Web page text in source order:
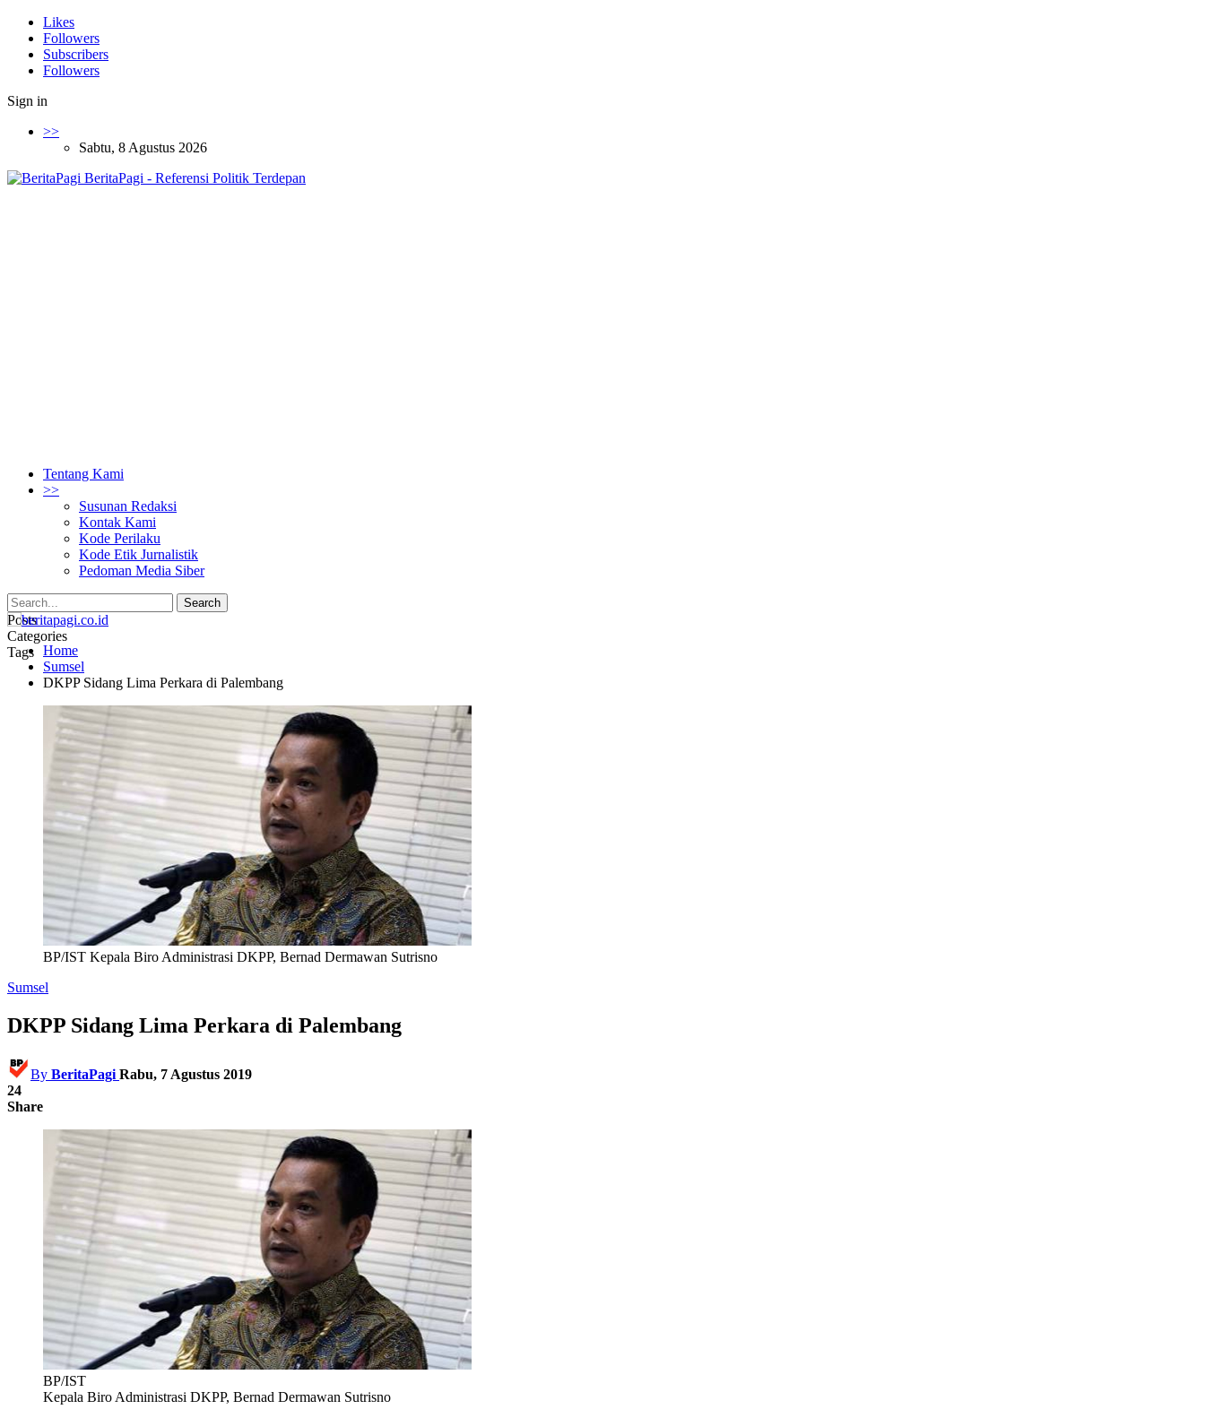
Likes
Followers
Subscribers
Followers
Sign in
>>
Sabtu, 8 Agustus 2026
BeritaPagi - Referensi Politik Terdepan
Tentang Kami
>>
Susunan Redaksi
Kontak Kami
Kode Perilaku
Kode Etik Jurnalistik
Pedoman Media Siber
Posts
Categories
Tags Home
Sumsel
DKPP Sidang Lima Perkara di Palembang
BP/IST Kepala Biro Administrasi DKPP, Bernad Dermawan Sutrisno
Sumsel
DKPP Sidang Lima Perkara di Palembang
By BeritaPagi Rabu, 7 Agustus 2019
24
Share
BP/IST
Kepala Biro Administrasi DKPP, Bernad Dermawan Sutrisno